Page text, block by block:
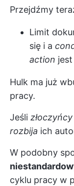
Przejdźmy
Limit
się i a
action
Hulk ma już
pracy.
Jeśli
rozbija ich
W podobny
cyklu pracy w